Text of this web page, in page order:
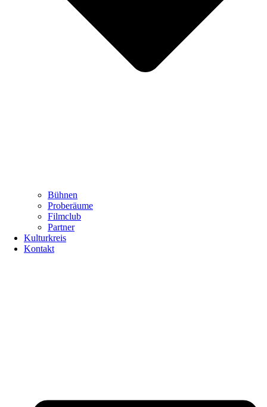
Bühnen
Proberäume
Filmclub
Partner
Kulturkreis
Kontakt